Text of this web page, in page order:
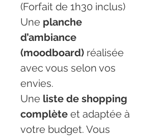
(Forfait de 1h30 inclus)
Une planche
d’ambiance
(moodboard) réalisée
avec vous selon vos
envies.
Une liste de shopping
complète et adaptée à
votre budget. Vous